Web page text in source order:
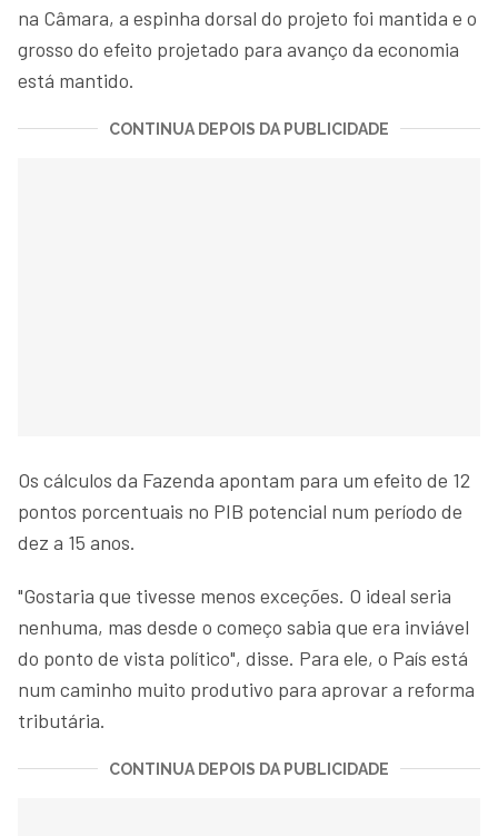
na Câmara, a espinha dorsal do projeto foi mantida e o
grosso do efeito projetado para avanço da economia
está mantido.
CONTINUA DEPOIS DA PUBLICIDADE
Os cálculos da Fazenda apontam para um efeito de 12
pontos porcentuais no PIB potencial num período de
dez a 15 anos.
"Gostaria que tivesse menos exceções. O ideal seria
nenhuma, mas desde o começo sabia que era inviável
do ponto de vista político", disse. Para ele, o País está
num caminho muito produtivo para aprovar a reforma
tributária.
CONTINUA DEPOIS DA PUBLICIDADE